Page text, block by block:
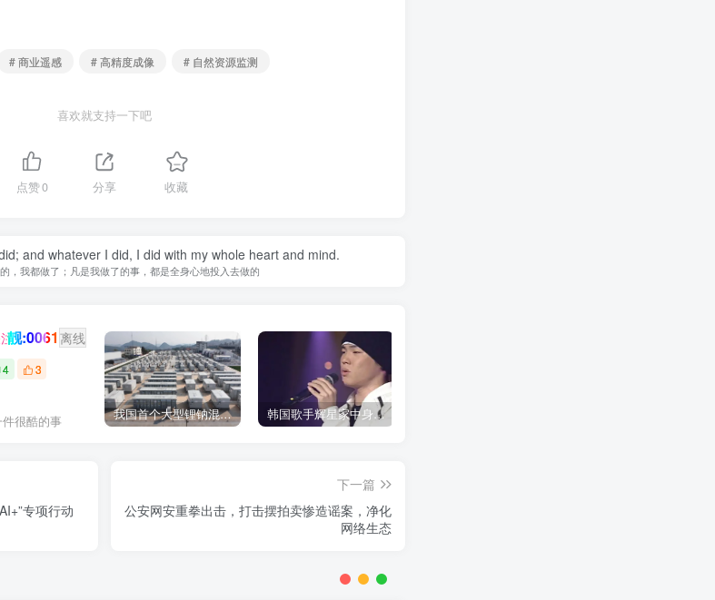
# 商业遥感 # 高精度成像 # 自然资源监测
喜欢就支持一下吧
点赞0 分享 收藏
and whatever I did, I did with my whole heart and mind.
，我都做了；凡是我做了的事，都是全身心地投入去做的
助手
靓:0061 离线
4
3
很酷的事 我国首个大型锂钠混合储能站投产，开启储能新时代 韩国歌手辉星家中身亡，终年43岁，警方调查死因
专项行动
下一篇
公安网安重拳出击，打击摆拍卖惨造谣案，净化
网络生态